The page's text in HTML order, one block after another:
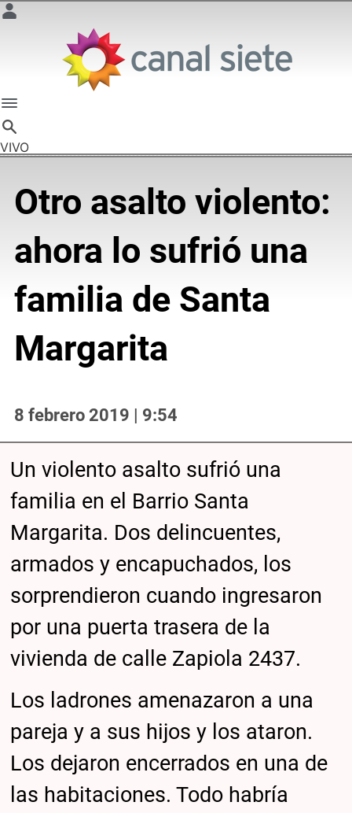
VIVO
Otro asalto violento:
ahora lo sufrió una
familia de Santa
Margarita
8 febrero 2019 | 9:54
Un violento asalto sufrió una
familia en el Barrio Santa
Margarita. Dos delincuentes,
armados y encapuchados, los
sorprendieron cuando ingresaron
por una puerta trasera de la
vivienda de calle Zapiola 2437.
Los ladrones amenazaron a una
pareja y a sus hijos y los ataron.
Los dejaron encerrados en una de
las habitaciones. Todo habría